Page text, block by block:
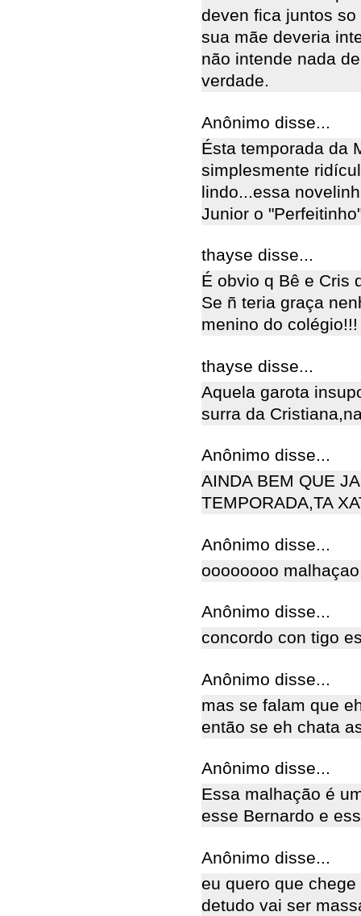
deven fica juntos
sua mãe deveria
não intende nada
verdade.
Anônimo disse...
Ésta temporada da
simplesmente
lindo...essa
Junior o
thayse disse...
É obvio q Bê e Cris
Se ñ teria graça
menino do colégio!!!
thayse disse...
Aquela garota
surra da
Anônimo disse...
AINDA BEM QUE
TEMPORADA,TA
Anônimo disse...
oooooooo
Anônimo disse...
concordo con tigo
Anônimo disse...
mas se falam que
então se eh chata
Anônimo disse...
Essa malhação é
esse Bernardo e
Anônimo disse...
eu quero que
detudo vai ser